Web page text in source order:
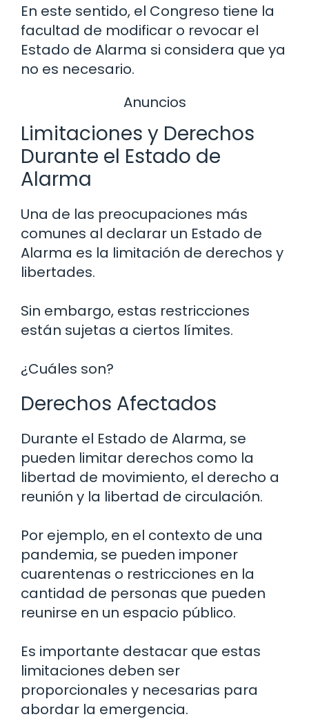
En este sentido, el Congreso tiene la
facultad de modificar o revocar el
Estado de Alarma si considera que ya
no es necesario.
Anuncios
Limitaciones y Derechos
Durante el Estado de
Alarma
Una de las preocupaciones más
comunes al declarar un Estado de
Alarma es la limitación de derechos y
libertades.
Sin embargo, estas restricciones
están sujetas a ciertos límites.
¿Cuáles son?
Derechos Afectados
Durante el Estado de Alarma, se
pueden limitar derechos como la
libertad de movimiento, el derecho a
reunión y la libertad de circulación.
Por ejemplo, en el contexto de una
pandemia, se pueden imponer
cuarentenas o restricciones en la
cantidad de personas que pueden
reunirse en un espacio público.
Es importante destacar que estas
limitaciones deben ser
proporcionales y necesarias para
abordar la emergencia.